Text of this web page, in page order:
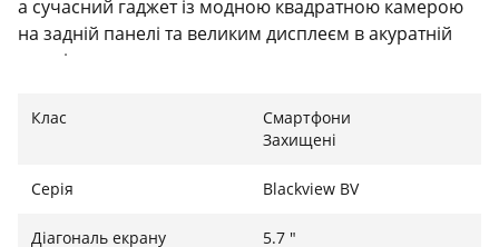
а сучасний гаджет із модною квадратною камерою
на задній панелі та великим дисплеєм в акуратній
рамці.
Gorilla glass захищає дисплей від подряпин та
Клас
Смартфони
Захищені
Серія Blackview BV
Діагональ екрану 5.7 "